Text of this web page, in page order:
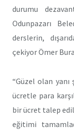
durumu
Odunpazarı
derslerin,
çekiyor Ömer
“Güzel olan
ücretle para
bir ücret talep
eğitimi